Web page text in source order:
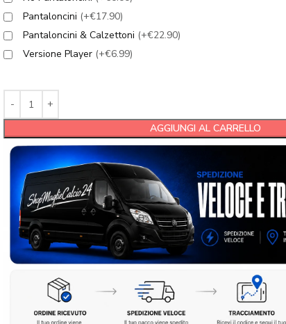
Pantaloncini (+€17.90)
Pantaloncini & Calzettoni (+€22.90)
Versione Player (+€6.99)
AGGIUNGI AL CARRELLO